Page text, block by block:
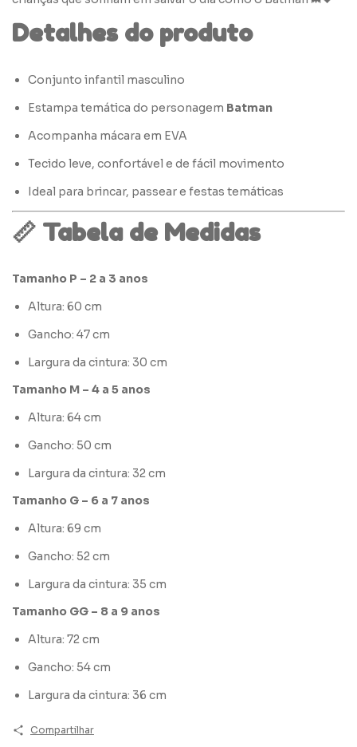
Detalhes do produto
Conjunto infantil masculino
Estampa temática do personagem Batman
Acompanha mácara em EVA
Tecido leve, confortável e de fácil movimento
Ideal para brincar, passear e festas temáticas
📏 Tabela de Medidas
Tamanho P – 2 a 3 anos
Altura: 60 cm
Gancho: 47 cm
Largura da cintura: 30 cm
Tamanho M – 4 a 5 anos
Altura: 64 cm
Gancho: 50 cm
Largura da cintura: 32 cm
Tamanho G – 6 a 7 anos
Altura: 69 cm
Gancho: 52 cm
Largura da cintura: 35 cm
Tamanho GG – 8 a 9 anos
Altura: 72 cm
Gancho: 54 cm
Largura da cintura: 36 cm
Compartilhar